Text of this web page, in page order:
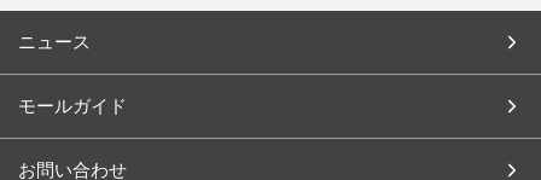
ニュース
モールガイド
お問い合わせ